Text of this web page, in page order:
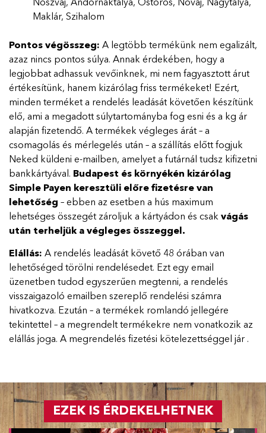
Noszvaj, Andornaktálya, Ostoros, Novaj, Nagytálya,
Maklár, Szihalom
Pontos végösszeg: A legtöbb termékünk nem egalizált,
azaz nincs pontos súlya. Annak érdekében, hogy a
legjobbat adhassuk vevőinknek, mi nem fagyasztott árut
értékesítünk, hanem kizárólag friss termékeket! Ezért,
minden terméket a rendelés leadását követően készítünk
elő, ami a megadott súlytartományba fog esni és a kg ár
alapján fizetendő. A termékek végleges árát – a
csomagolás és mérlegelés után – a szállítás előtt fogjuk
Neked küldeni e-mailben, amelyet a futárnál tudsz kifizetni
bankkártyával. Budapest és környékén kizárólag
Simple Payen keresztüli előre fizetésre van
lehetőség – ebben az esetben a hús maximum
lehetséges összegét zároljuk a kártyádon és csak vágás
után terheljük a végleges összeggel.
Elállás: A rendelés leadását követő 48 órában van
lehetőséged törölni rendelésedet. Ezt egy email
üzenetben tudod egyszerűen megtenni, a rendelés
visszaigazoló emailben szereplő rendelési számra
hivatkozva. Ezután – a termékek romlandó jellegére
tekintettel – a megrendelt termékekre nem vonatkozik az
elállás joga. A megrendelés fizetési kötelezettséggel jár .
EZEK IS ÉRDEKELHETNEK